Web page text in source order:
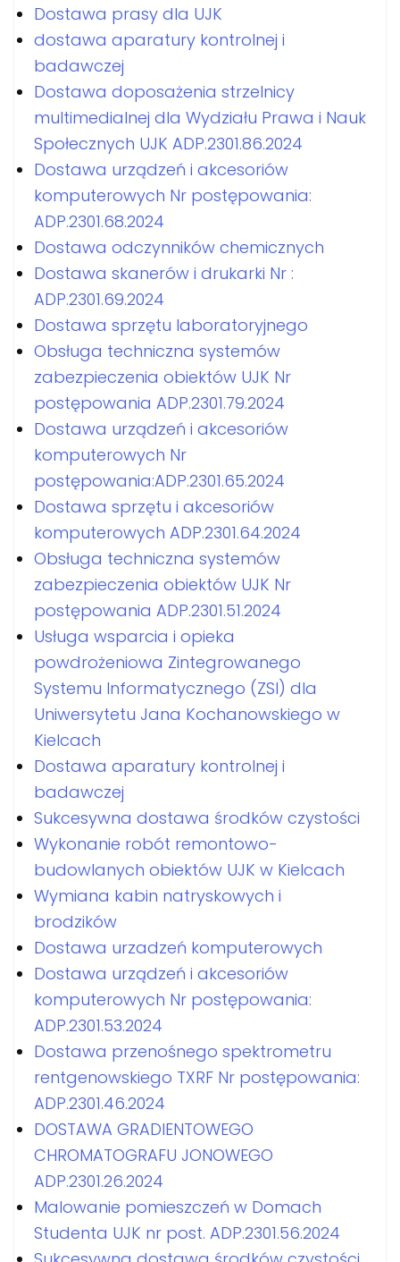
Dostawa prasy dla UJK
dostawa aparatury kontrolnej i
badawczej
Dostawa doposażenia strzelnicy
multimedialnej dla Wydziału Prawa i Nauk
Społecznych UJK ADP.2301.86.2024
Dostawa urządzeń i akcesoriów
komputerowych Nr postępowania:
ADP.2301.68.2024
Dostawa odczynników chemicznych
Dostawa skanerów i drukarki Nr :
ADP.2301.69.2024
Dostawa sprzętu laboratoryjnego
Obsługa techniczna systemów
zabezpieczenia obiektów UJK Nr
postępowania ADP.2301.79.2024
Dostawa urządzeń i akcesoriów
komputerowych Nr
postępowania:ADP.2301.65.2024
Dostawa sprzętu i akcesoriów
komputerowych ADP.2301.64.2024
Obsługa techniczna systemów
zabezpieczenia obiektów UJK Nr
postępowania ADP.2301.51.2024
Usługa wsparcia i opieka
powdrożeniowa Zintegrowanego
Systemu Informatycznego (ZSI) dla
Uniwersytetu Jana Kochanowskiego w
Kielcach
Dostawa aparatury kontrolnej i
badawczej
Sukcesywna dostawa środków czystości
Wykonanie robót remontowo-
budowlanych obiektów UJK w Kielcach
Wymiana kabin natryskowych i
brodzików
Dostawa urzadzeń komputerowych
Dostawa urządzeń i akcesoriów
komputerowych Nr postępowania:
ADP.2301.53.2024
Dostawa przenośnego spektrometru
rentgenowskiego TXRF Nr postępowania:
ADP.2301.46.2024
DOSTAWA GRADIENTOWEGO
CHROMATOGRAFU JONOWEGO
ADP.2301.26.2024
Malowanie pomieszczeń w Domach
Studenta UJK nr post. ADP.2301.56.2024